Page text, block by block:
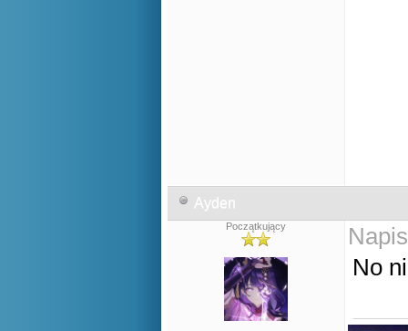
Ayden
Początkujący
No